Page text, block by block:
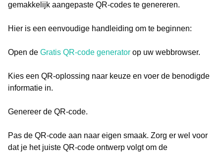
gemakkelijk aangepaste QR-codes te genereren.
Hier is een eenvoudige handleiding om te beginnen:
Open de Gratis QR-code generator op uw webbrowser.
Kies een QR-oplossing naar keuze en voer de benodigde
informatie in.
Genereer de QR-code.
Pas de QR-code aan naar eigen smaak. Zorg er wel voor
dat je het juiste QR-code ontwerp volgt om de